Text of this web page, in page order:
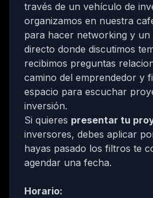
través de un vehículo de
organizamos en nuestra
para hacer networking y un
directo donde discutimos
recibimos preguntas
camino del emprendedor y
espacio para escuchar
inversión.
Si quieres presentar tu
inversores, debes aplicar
hayas pasado los filtros te
agendar una fecha.
Horario: